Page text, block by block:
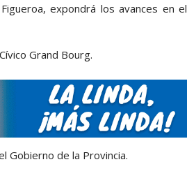
expondrá los avances en el
Grand Bourg.
Gobierno de la Provincia.